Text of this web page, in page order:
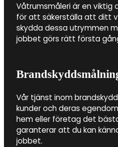
Våtrumsmåleri är en viktig
för att säkerställa att ditt
skydda dessa utrymmen
jobbet görs rätt första
Vår tjänst inom
kunder och deras
hem eller företag det
garanterar att du kan
jobbet.